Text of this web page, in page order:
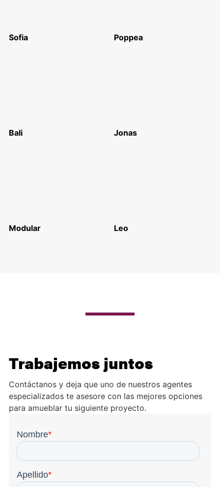
Sofia Poppea
Bali Jonas
Modular Leo
Trabajemos juntos
Contáctanos y deja que uno de nuestros agentes
especializados te asesore con las mejores opciones
para amueblar tu siguiente proyecto.